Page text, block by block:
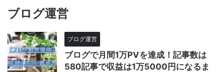
ブログ運営
ブログ運営
ブログで月間1万PVを達成！記事数は
580記事で収益は1万5000円になるま